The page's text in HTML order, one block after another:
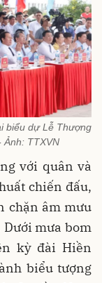
biểu dự Lễ Thượng
Ảnh: TTXVN
với quân và
chiến đấu,
chặn âm mưu
mưa bom
kỳ đài Hiền
biểu tượng